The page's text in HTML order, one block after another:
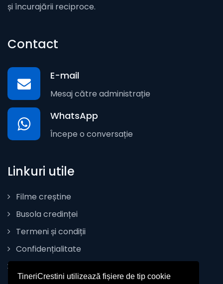
TineriCrestini utilizează fișiere de tip cookie
și încurajării reciproce.
Contact
E-mail
Mesaj către administrație
WhatsApp
Începe o conversație
Linkuri utile
Filme creștine
Busola credinței
Termeni și condiții
Confidențialitate